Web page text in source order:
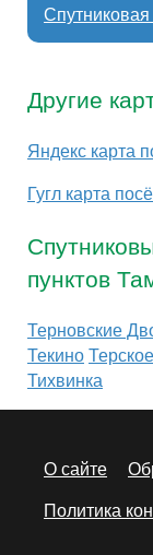
Другие
Яндекс карта
Гугл карта
пунктов
Терновские
ТекиноТерское
Тихвинка
О сайте
Политика